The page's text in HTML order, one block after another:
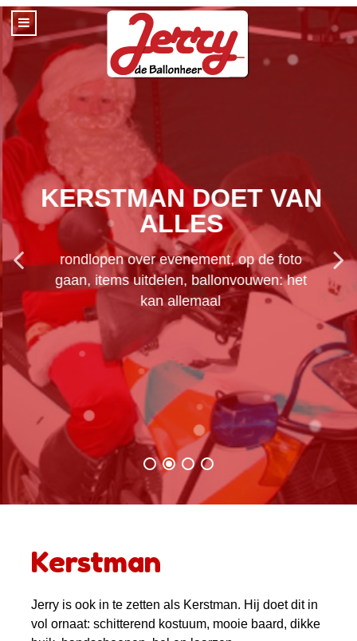
KERSTMAN DOET VAN
ALLES
rondlopen over evenement, op de foto
gaan, items uitdelen, ballonvouwen: het
kan allemaal
Kerstman
Jerry is ook in te zetten als Kerstman. Hij doet dit in
vol ornaat: schitterend kostuum, mooie baard, dikke